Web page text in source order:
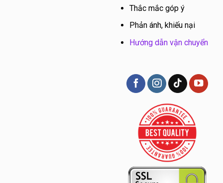
Thắc mắc góp ý
Phản ánh, khiếu nại
Hướng dẫn vận chuyển